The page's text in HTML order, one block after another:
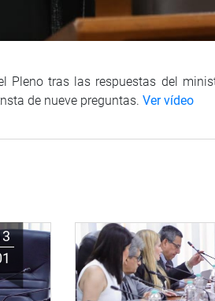
tras las respuestas del
de nueve preguntas. Ver vídeo